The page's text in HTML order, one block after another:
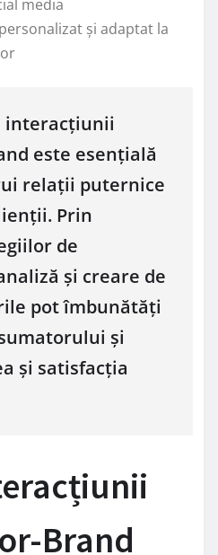
media
și adaptat la
interacțiunii
este esențială
relații puternice
Prin
de
și creare de
pot îmbunătăți
și
și satisfacția
Brand